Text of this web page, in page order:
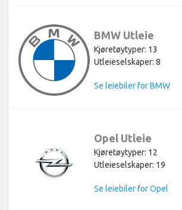
BMW Utleie
Kjøretøytyper: 13
Utleieselskaper: 8
Se leiebiler for BMW
Opel Utleie
Kjøretøytyper: 12
Utleieselskaper: 19
Se leiebiler for Opel